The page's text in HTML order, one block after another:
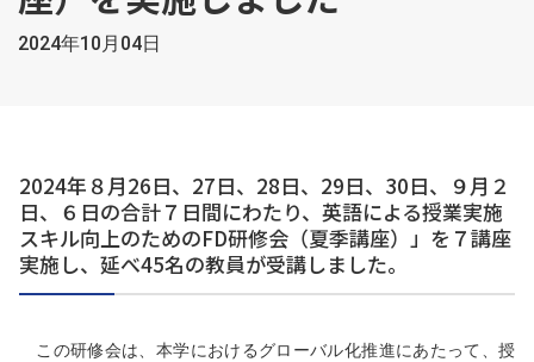
2024年10月04日
2024年８月26日、27日、28日、29日、30日、９月２
日、６日の合計７日間にわたり、英語による授業実施
スキル向上のためのFD研修会（夏季講座）」を７講座
実施し、延べ45名の教員が受講しました。
この研修会は、本学におけるグローバル化推進にあたって、授